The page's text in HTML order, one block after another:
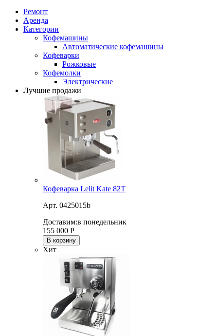
Ремонт
Аренда
Категории
Кофемашины
Автоматические кофемашины
Кофеварки
Рожковые
Кофемолки
Электрические
Лучшие продажи
Кофеварка Lelit Kate 82T
Арт. 0425015b
Доставим:в понедельник
155 000 Р
В корзину
Хит